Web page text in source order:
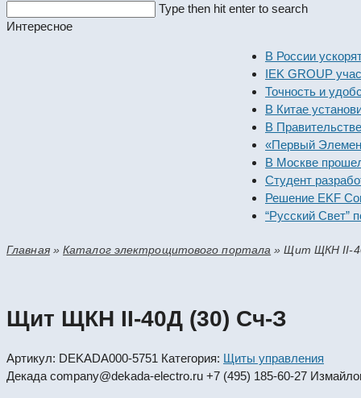
this
Type then hit enter to search
Интересное
В России
IEK
Точность
В Китае
В
«Первый
В Москве
Студент
Решение
“Русский
Главная»Каталог электрощитового портала »Щит ЩКН II-
Щит ЩКН II-40Д (30) Сч-З
Артикул: DEKADA000-5751 Категория: Щиты управления
Декада company@dekada-electro.ru +7 (495) 185-60-27